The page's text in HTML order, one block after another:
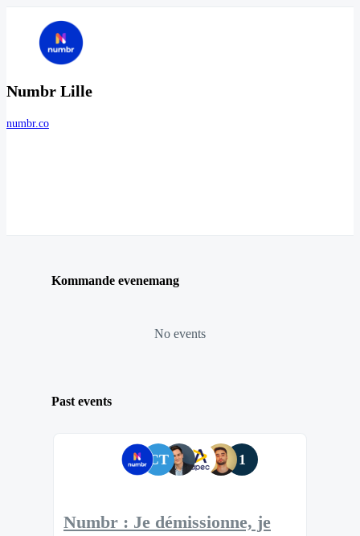
Numbr Lille
numbr.co
Kommande evenemang
No events
Past events
CT 1
Numbr : Je démissionne, je